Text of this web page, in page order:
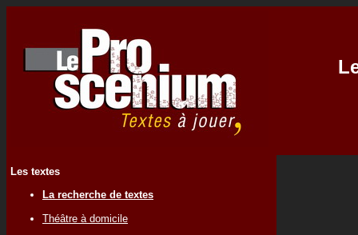
Les textes
La recherche de textes
Théâtre à domicile